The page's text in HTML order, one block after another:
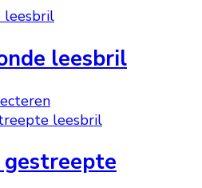
leesbril
Dit
product
meerdere
variaties.